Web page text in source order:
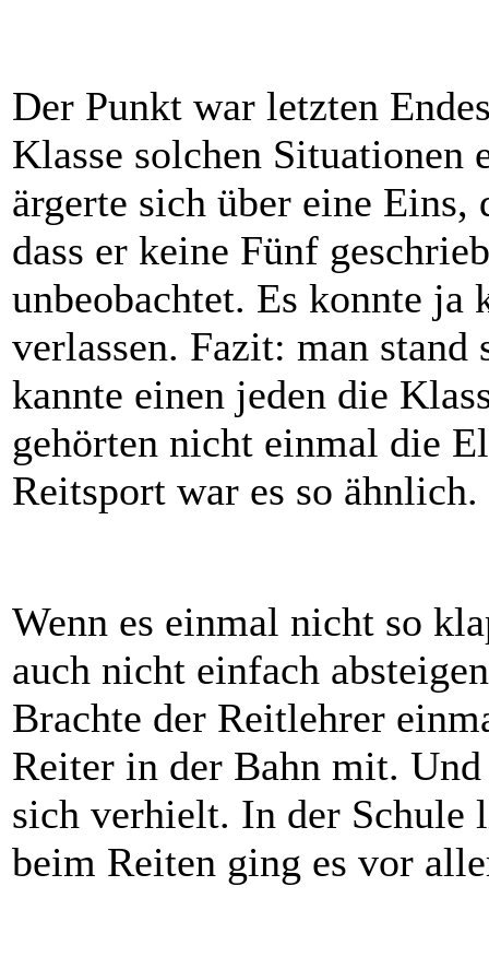
Der Punkt war letzten
Klasse solchen Situationen
ärgerte sich über eine Eins,
dass er keine Fünf
unbeobachtet. Es konnte ja
verlassen. Fazit: man
kannte einen jeden die
gehörten nicht einmal die
Reitsport war es so ähnlich.
Wenn es einmal nicht so
auch nicht einfach
Brachte der Reitlehrer
Reiter in der Bahn mit.
sich verhielt. In der Schule
beim Reiten ging es vor